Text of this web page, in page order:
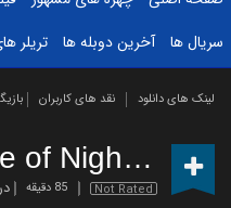
سریال ها
آخرین دوبله ها تریلر
لینک های دانلود نقد های کاربران
Edge of Night(2025)
Not Rated 85 دقیقه